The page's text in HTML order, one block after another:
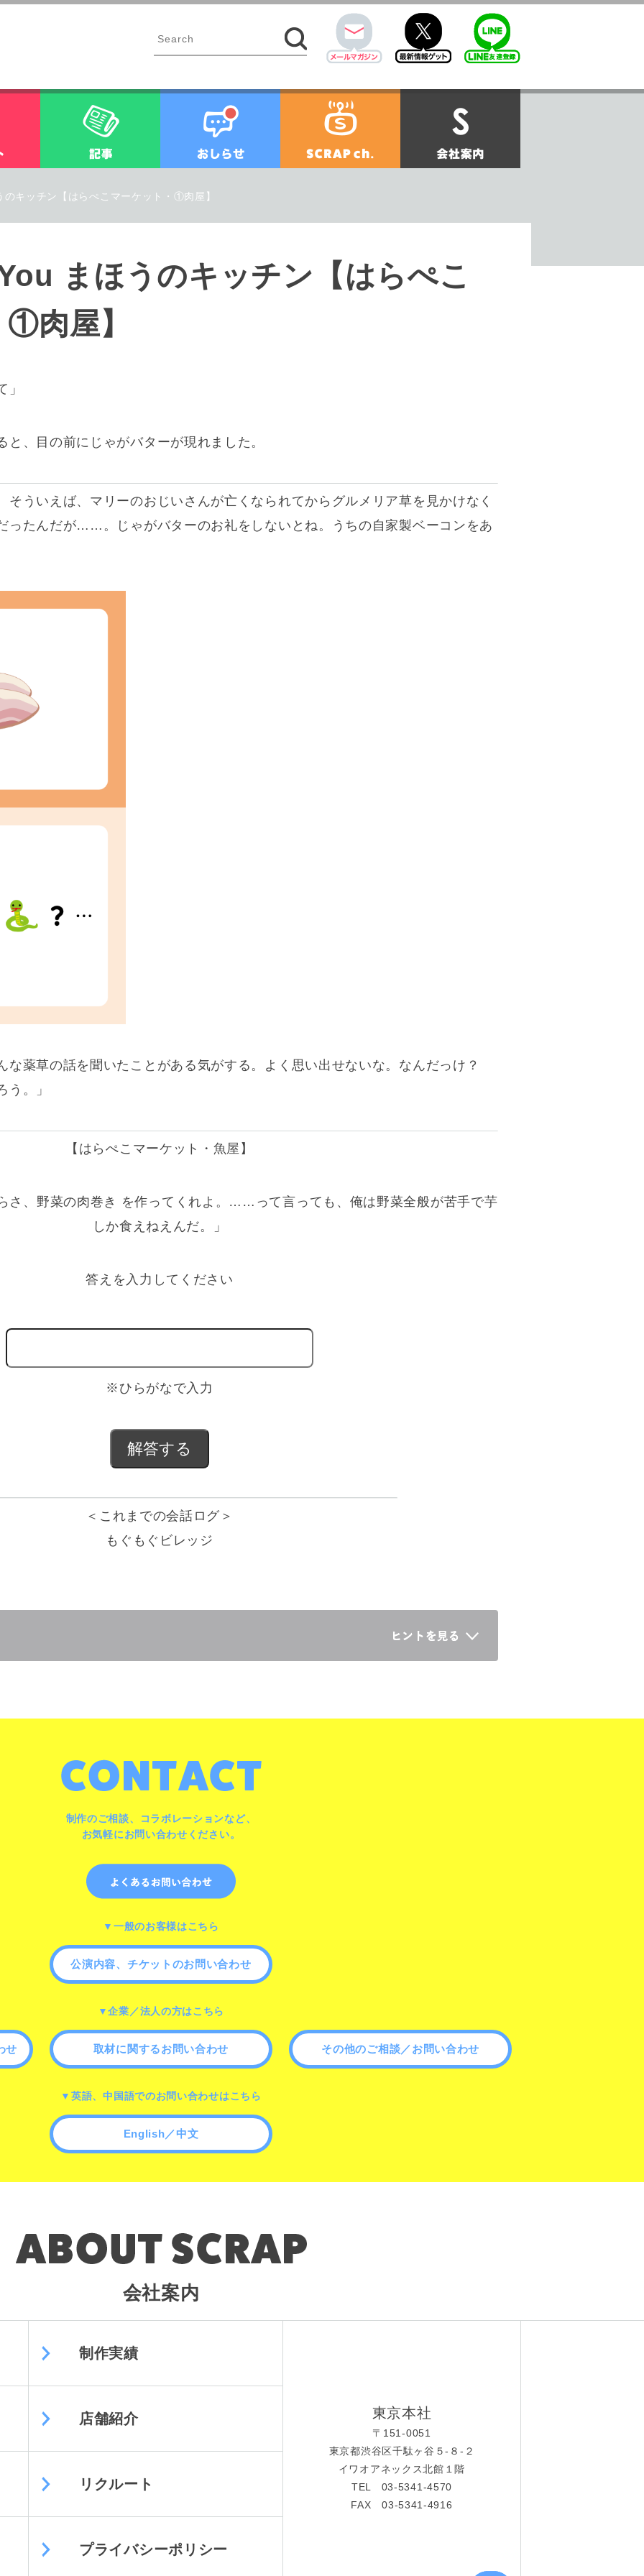
twitter
イベント 記事 お知らせ 会社案内
キッチン【はらぺこマーケット・①肉屋】
まほうのキッチン【はらぺこ
肉屋】
」
、目の前にじゃがバターが現れました。
ういえば、マリーのおじいさんが亡くなられてからグルメリア草を見かけなく
ったんだが……。じゃがバターのお礼をしないとね。うちの自家製ベーコンをあ
な薬草の話を聞いたことがある気がする。よく思い出せないな。なんだっけ？
う。」
【はらぺこマーケット・魚屋】
さ、 野菜の肉巻き
を作ってくれよ。……って言っても、俺は野菜全般が苦手で芋
しか食えねえんだ。」
答えを入力してください
※ひらがなで入力
＜これまでの会話ログ＞
もぐもぐビレッジ
制作のご相談、コラボレーションなど、
お気軽にお問い合わせください。
▼一般のお客様はこちら
公演内容、チケットのお問い合わせ
▼企業／法人の方はこちら
せ 取材に関するお問い合わせ その他のご相談／お問い合わせ
▼英語、中国語でのお問い合わせはこちら
English／中文
会社案内
制作実績
店舗紹介
リクルート
プライバシーポリシー
東京本社
〒151-0051
東京都渋谷区千駄ヶ谷５-８-２
イワオアネックス北館１階
TEL 03-5341-4570
FAX 03-5341-4916